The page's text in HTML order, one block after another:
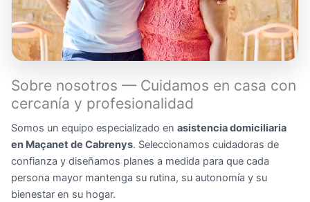
Sobre nosotros — Cuidamos en casa con
cercanía y profesionalidad
Somos un equipo especializado en asistencia domiciliaria
en Maçanet de Cabrenys. Seleccionamos cuidadoras de
confianza y diseñamos planes a medida para que cada
persona mayor mantenga su rutina, su autonomía y su
bienestar en su hogar.